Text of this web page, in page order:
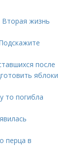
Вторая жизнь
после
яблоки
то погибла
перца в